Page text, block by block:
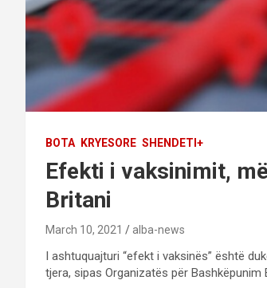
BOTA KRYESORE SHENDETI+
Efekti i vaksinimit,
Britani
March 10, 2021 alba-news
I ashtuquajturi “efekt i vaksinës” është
tjera, sipas Organizatës për Bashkëpunim